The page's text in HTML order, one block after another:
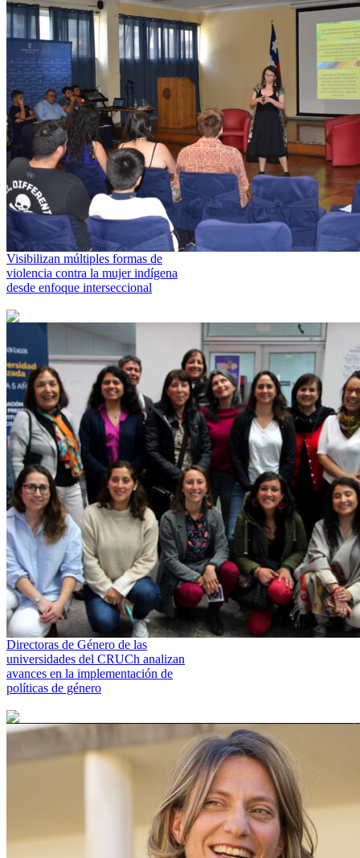
Visibilizan múltiples formas de
violencia contra la mujer indígena
desde enfoque interseccional
Directoras de Género de las
universidades del CRUCh analizan
avances en la implementación de
políticas de género